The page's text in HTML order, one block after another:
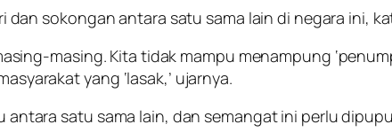
sokongan antara satu sama lain di negara ini,
masing. Kita tidak mampu menampung
yang ‘lasak,’ ujarnya.
satu sama lain, dan semangat ini perlu